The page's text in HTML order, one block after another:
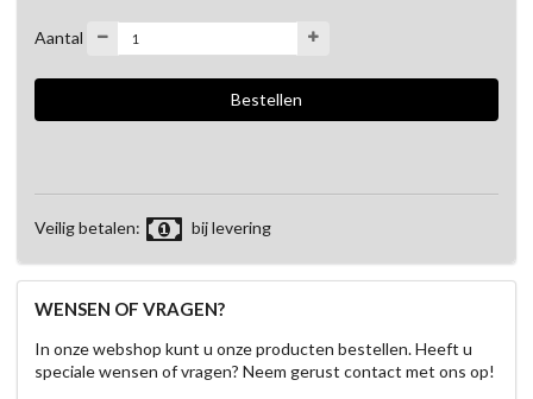
Aantal
Veilig betalen: bij levering
WENSEN OF VRAGEN?
In onze webshop kunt u onze producten bestellen. Heeft u
speciale wensen of vragen? Neem gerust contact met ons op!